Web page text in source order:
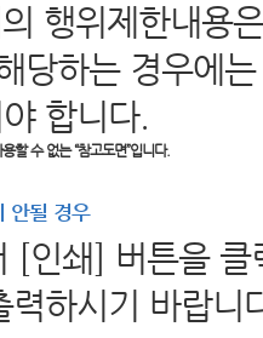
행위제한내용
당하는 경우에
합니다.
할 수 없는 “참고도면”입니다.
안될 경우
[인쇄] 버튼을
력하시기 바랍니